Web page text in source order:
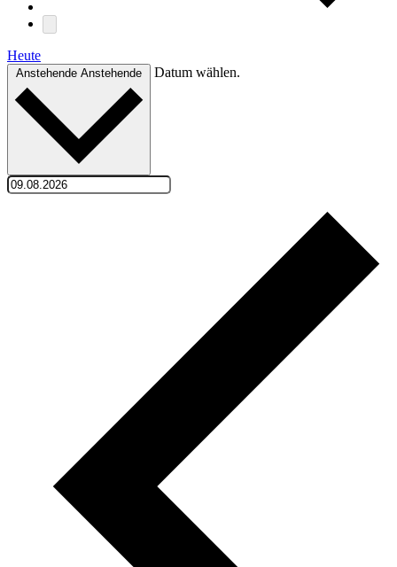
Heute
Anstehende Anstehende Datum wählen.